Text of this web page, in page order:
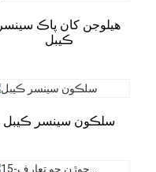
هيلوجن کان پاڪ سينسر
ڪيبل
سلڪون سينسر ڪيبل